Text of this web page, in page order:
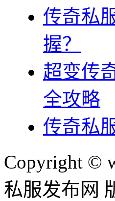
传奇私
握？
超变传
全攻略
传奇私
Copyright ©
私服发布网